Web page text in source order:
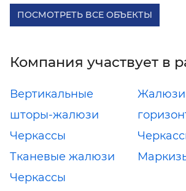
ПОСМОТРЕТЬ ВСЕ ОБЪЕКТЫ
Компания участвует в
Вертикальные
шторы-жалюзи
Черкассы
Жалюзи
Тканевые жалюзи
Черкассы